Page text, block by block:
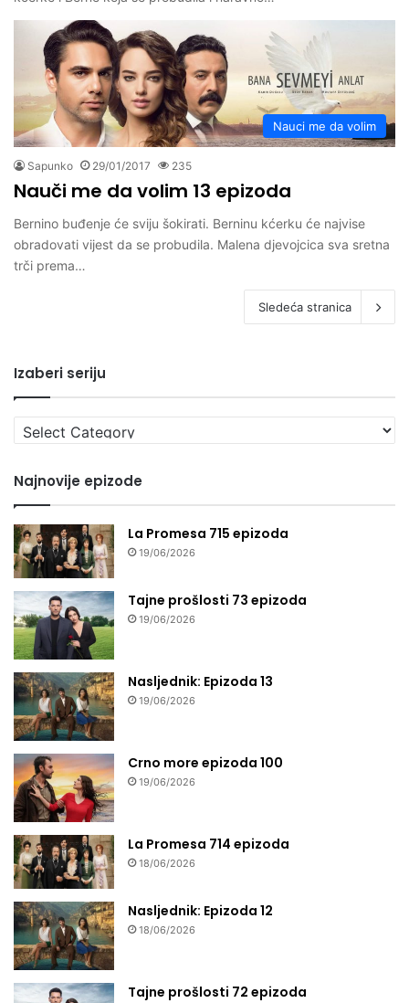
Nauci me da volim
Sapunko 29/01/2017 235
Nauči me da volim 13 epizoda
Bernino buđenje će sviju šokirati. Berninu kćerku će najvise
obradovati vijest da se probudila. Malena djevojcica sva sretna
trči prema…
Sledeća stranica
Izaberi seriju
Izaberi
seriju
Najnovije epizode
La Promesa 715 epizoda
19/06/2026
Tajne prošlosti 73 epizoda
19/06/2026
Nasljednik: Epizoda 13
19/06/2026
Crno more epizoda 100
19/06/2026
La Promesa 714 epizoda
18/06/2026
Nasljednik: Epizoda 12
18/06/2026
Tajne prošlosti 72 epizoda